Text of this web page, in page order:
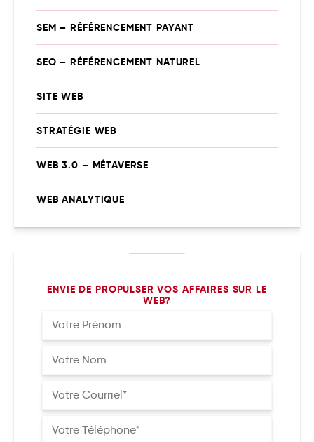
SEM – RÉFÉRENCEMENT PAYANT
SEO – RÉFÉRENCEMENT NATUREL
SITE WEB
STRATÉGIE WEB
WEB 3.0 – MÉTAVERSE
WEB ANALYTIQUE
ENVIE DE PROPULSER VOS AFFAIRES SUR LE
WEB?